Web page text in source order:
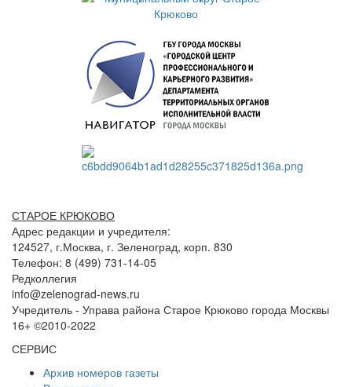
СТАРОЕ КРЮКОВО
Адрес редакции и учредителя:
124527, г.Москва, г. Зеленоград, корп. 830
Телефон: 8 (499) 731-14-05
Редколлегия
info@zelenograd-news.ru
Учредитель - Управа района Старое Крюково города Москвы
16+ ©2010-2022
СЕРВИС
Архив номеров газеты